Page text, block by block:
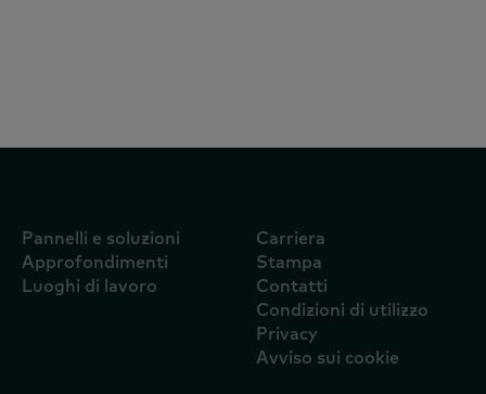
Pannelli e soluzioni
Approfondimenti
Luoghi di lavoro
Carriera
Stampa
Contatti
Condizioni di utilizzo
Privacy
Avviso sui cookie